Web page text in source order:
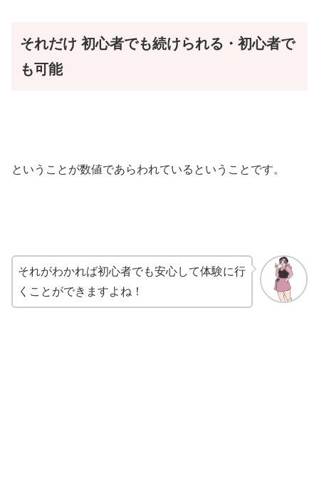
それだけ 初心者でも続けられる・初心者で
も可能
ということが数値であらわれているということです。
それがわかれば初心者でも安心して体験に行
くことができますよね！